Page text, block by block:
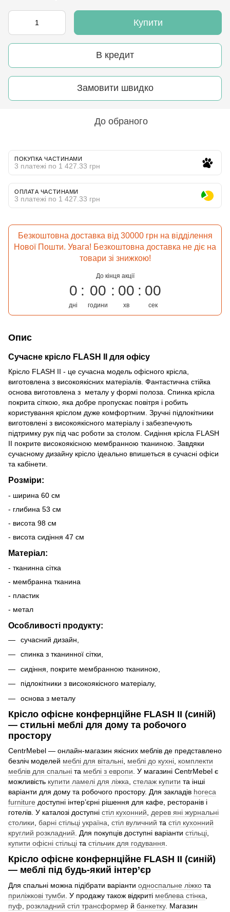
Купити
В кредит
Замовити швидко
До обраного
ПОКУПКА ЧАСТИНАМИ
3 платежі по 1 427.33 грн
ОПЛАТА ЧАСТИНАМИ
3 платежі по 1 427.33 грн
Безкоштовна доставка від 30000 грн на відділення
Нової Пошти. Увага! Безкоштовна доставка не діє на
товари зі знижкою!
До кінця акції
0
дні
00
години
00
хв
00
сек
Опис
Сучасне крісло FLASH II для офісу
Крісло FLASH II - це сучасна модель офісного крісла,
виготовлена ​​з високоякісних матеріалів. Фантастична стійка
основа виготовлена ​​з металу у формі полоза. Спинка крісла
покрита сіткою, яка добре пропускає повітря і робить
користування кріслом дуже комфортним. Зручні підлокітники
виготовлені з високоякісного матеріалу і забезпечують
підтримку рук під час роботи за столом. Сидіння крісла FLASH
II покрите високоякісною мембранною тканиною. Завдяки
сучасному дизайну крісло ідеально впишеться в сучасні офіси
та кабінети.
Розміри:
- ширина 60 см
- глибина 53 см
- висота 98 см
- висота сидіння 47 см
Матеріал:
- тканинна сітка
- мембранна тканина
- пластик
- метал
Особливості продукту:
сучасний дизайн,
спинка з тканинної сітки,
сидіння, покрите мембранною тканиною,
підлокітники з високоякісного матеріалу,
основа з металу
Крісло офісне конфернційне FLASH II (синій)
— стильні меблі для дому та робочого
простору
CentrMebel — онлайн-магазин якісних меблів де представлено
безліч моделей меблі для вітальні меблі до кухні комплекти
меблів для спальні та меблі з европи . У магазині CentrMebel є
можливість купити ламелі для ліжка стелаж купити та інші
варіанти для дому та робочого простору. Для закладів horeca
furniture доступні інтер’єрні рішення для кафе, ресторанів і
готелів. У каталозі доступні стіл кухонний
дерев яні журнальні
столики барні стільці україна стіл вуличний та стіл кухонний
круглий розкладний . Для покупців доступні варіанти стільці
купити офісні стільці та стільчик для годування
Крісло офісне конфернційне FLASH II (синій)
— меблі під будь-який інтер’єр
Для спальні можна підібрати варіанти односпальне ліжко та
приліжкові тумби . У продажу також відкриті меблева стінка
пуф
розкладний стіл трансформер й банкетку. Магазин